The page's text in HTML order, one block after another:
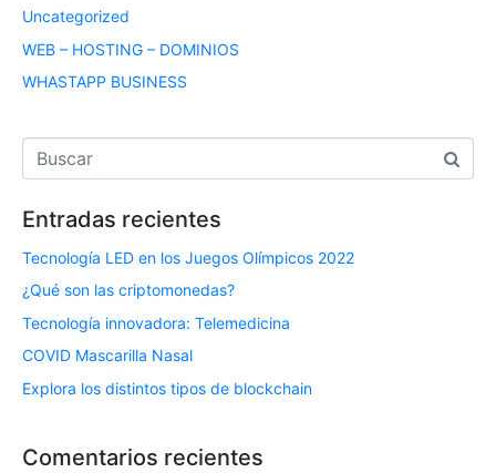
Uncategorized
WEB – HOSTING – DOMINIOS
WHASTAPP BUSINESS
Entradas recientes
Tecnología LED en los Juegos Olímpicos 2022
¿Qué son las criptomonedas?
Tecnología innovadora: Telemedicina
COVID Mascarilla Nasal
Explora los distintos tipos de blockchain
Comentarios recientes